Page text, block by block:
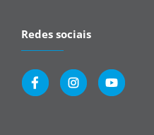
Redes sociais